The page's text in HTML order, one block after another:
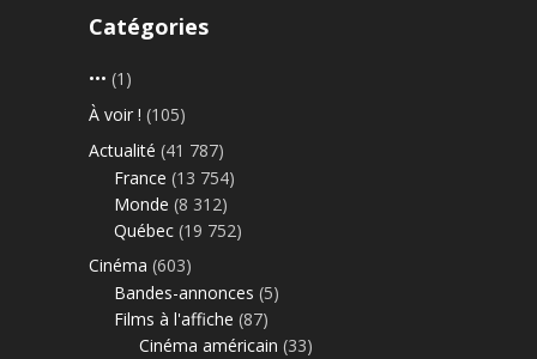
Catégories
••• (1)
À voir ! (105)
Actualité (41 787)
France (13 754)
Monde (8 312)
Québec (19 752)
Cinéma (603)
Bandes-annonces (5)
Films à l'affiche (87)
Cinéma américain (33)